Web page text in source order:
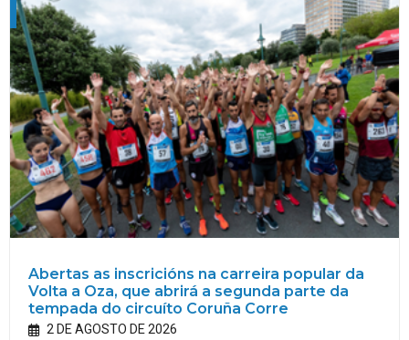
Abertas as inscricións na carreira popular da
Volta a Oza, que abrirá a segunda parte da
tempada do circuíto Coruña Corre
2 DE AGOSTO DE 2026